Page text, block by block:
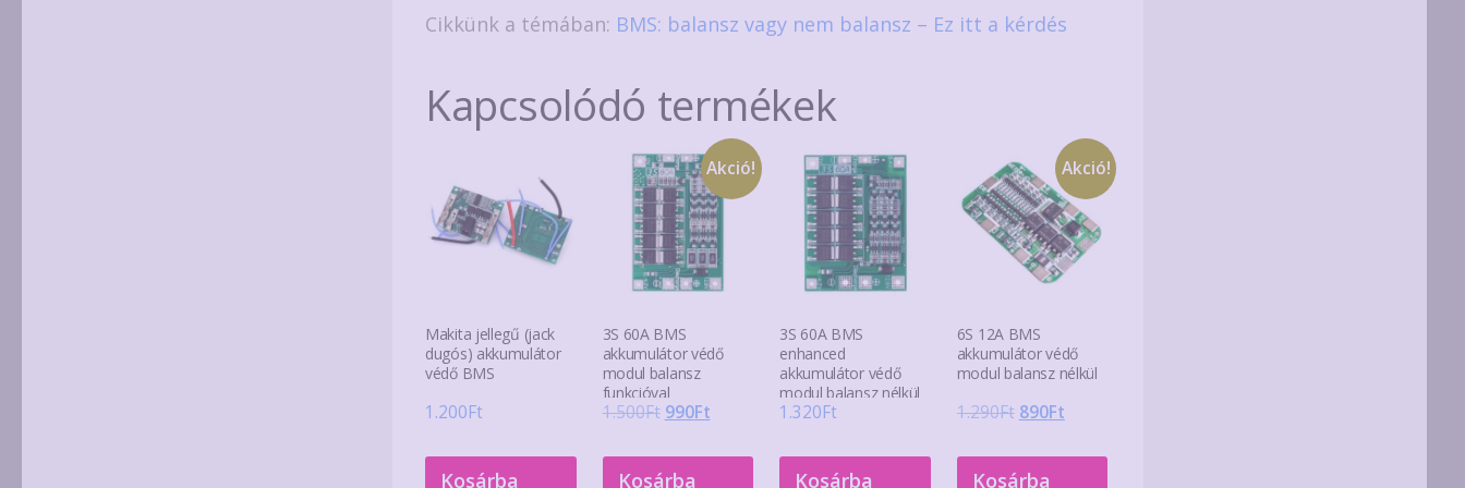
Cikkünk a témában: BMS: balansz vagy nem balansz – Ez itt a kérdés
Kapcsolódó termékek
Makita jellegű (jack
dugós) akkumulátor
védő BMS
1.200Ft
Kosárba
Akció!
3S 60A BMS
akkumulátor védő
modul balansz
funkcióval
1.500Ft Original
was:
990FtCurrent
Kosárba
3S 60A BMS
enhanced
akkumulátor védő
modul balansz nélkül
1.320Ft
Kosárba
Akció!
6S 12A BMS
akkumulátor védő
modul balansz nélkül
1.290Ft Original
was:
890FtCurrent
Kosárba